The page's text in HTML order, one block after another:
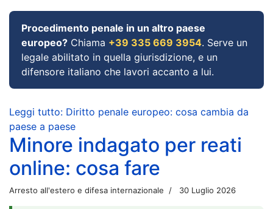
Procedimento penale in un altro paese
europeo? Chiama +39 335 669 3954. Serve un
legale abilitato in quella giurisdizione, e un
difensore italiano che lavori accanto a lui.
Leggi tutto: Diritto penale europeo: cosa cambia da
paese a paese
Minore indagato per reati
online: cosa fare
Arresto all'estero e difesa internazionale 30 Luglio 2026